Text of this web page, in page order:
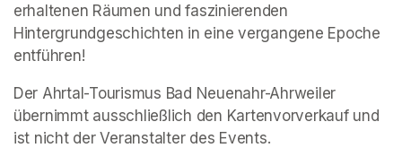
erhaltenen Räumen und faszinierenden
Hintergrundgeschichten in eine vergangene Epoche
entführen!
Der Ahrtal-Tourismus Bad Neuenahr-Ahrweiler
übernimmt ausschließlich den Kartenvorverkauf und
ist nicht der Veranstalter des Events.